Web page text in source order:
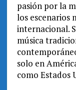
pasión por la
los escenarios
internacional.
música
solo en
como Estados